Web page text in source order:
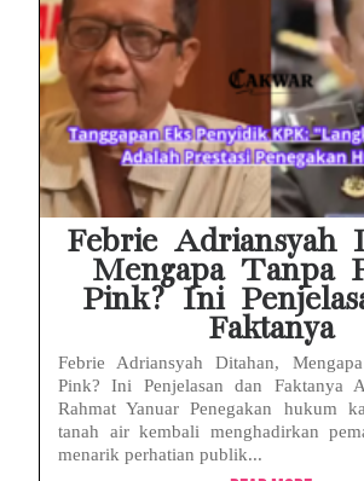
Febrie Adriansyah
Mengapa Tanpa
Pink? Ini
Faktanya
Febrie Adriansyah Ditahan,
Pink? Ini Penjelasan dan Faktanya
Rahmat Yanuar Penegakan hukum
tanah air kembali menghadirkan
menarik perhatian publik...